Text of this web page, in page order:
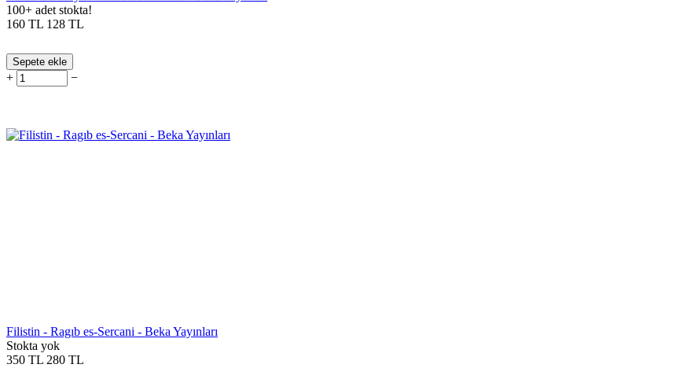
100+ adet stokta!
160 TL 128 TL
Sepete ekle
+ −
Filistin - Ragıb es-Sercani - Beka Yayınları
Stokta yok
350 TL 280 TL